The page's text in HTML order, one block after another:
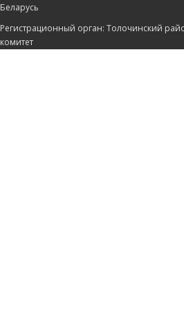
Беларусь
Регистрационный орган: Толочинский
комитет